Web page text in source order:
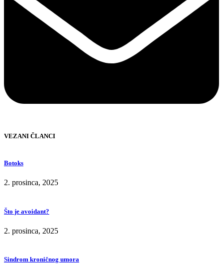
VEZANI ČLANCI
Botoks
2. prosinca, 2025
Što je avoidant?
2. prosinca, 2025
Sindrom kroničnog umora